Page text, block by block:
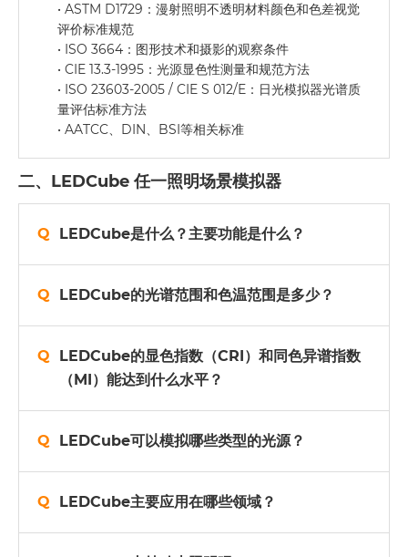
• ASTM D1729：漫射照明不透明材料颜色和色差视觉
评价标准规范
• ISO 3664：图形技术和摄影的观察条件
• CIE 13.3-1995：光源显色性测量和规范方法
• ISO 23603-2005 / CIE S 012/E：日光模拟器光谱质
量评估标准方法
• AATCC、DIN、BSI等相关标准
二、LEDCube 任一照明场景模拟器
LEDCube是什么？主要功能是什么？
LEDCube的光谱范围和色温范围是多少？
LEDCube的显色指数（CRI）和同色异谱指数
（MI）能达到什么水平？
LEDCube可以模拟哪些类型的光源？
LEDCube主要应用在哪些领域？